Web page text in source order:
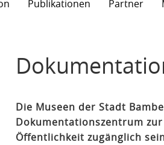
Publikationen Partner
Die Museen der Stadt
Dokumentationszentrum
Öffentlichkeit zugänglich